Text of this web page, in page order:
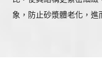
象，防止砂漿體老化，進